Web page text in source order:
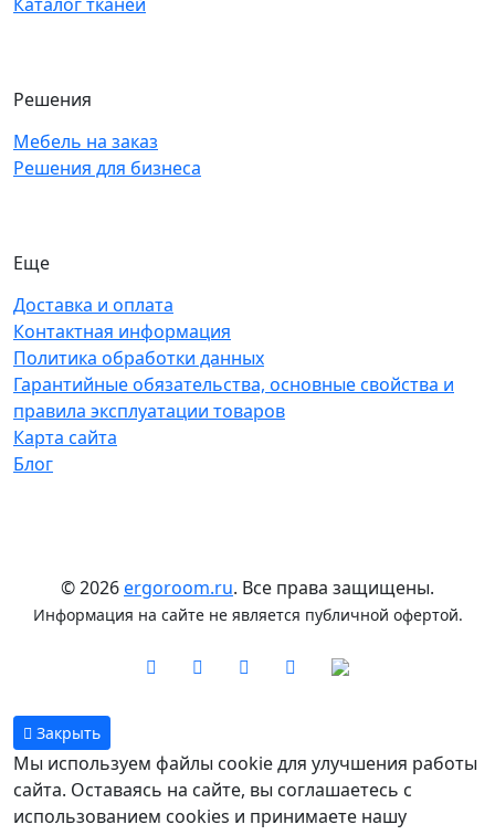
Решения
Мебель на заказ
Решения для бизнеса
Еще
Доставка и оплата
Контактная информация
Политика обработки данных
Гарантийные обязательства, основные свойства и
правила эксплуатации товаров
Карта сайта
Блог
© 2026ergoroom.ru. Все права защищены.
Информация на сайте не является публичной офертой.
Закрыть
Мы используем файлы cookie для улучшения работы
сайта. Оставаясь на сайте, вы соглашаетесь с
использованием cookies и принимаете нашу